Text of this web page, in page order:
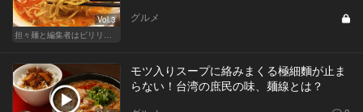
Vol.3
担々麺と編集者はピリリと辛いほうがいい！
グルメ
モツ入りスープに絡みまくる極細麵が止ま
らない！台湾の庶民の味、麺線とは？